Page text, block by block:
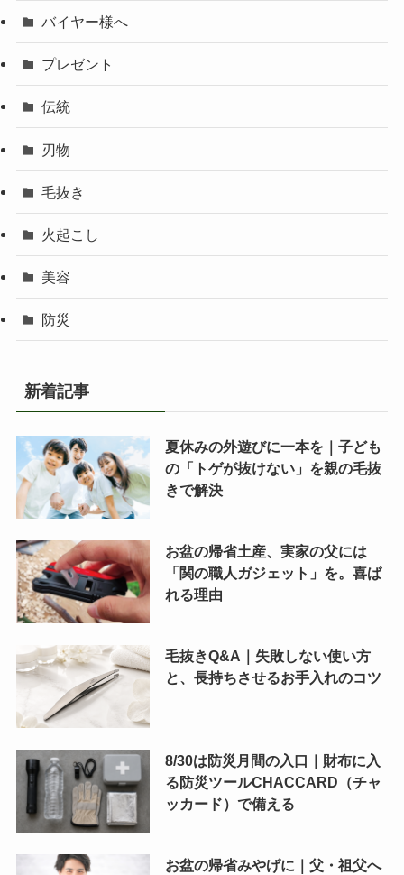
バイヤー様へ
プレゼント
伝統
刃物
毛抜き
火起こし
美容
防災
新着記事
夏休みの外遊びに一本を｜子ども
の「トゲが抜けない」を親の毛抜
きで解決
お盆の帰省土産、実家の父には
「関の職人ガジェット」を。喜ば
れる理由
毛抜きQ&A｜失敗しない使い方
と、長持ちさせるお手入れのコツ
8/30は防災月間の入口｜財布に入
る防災ツールCHACCARD（チャ
ッカード）で備える
お盆の帰省みやげに｜父・祖父へ